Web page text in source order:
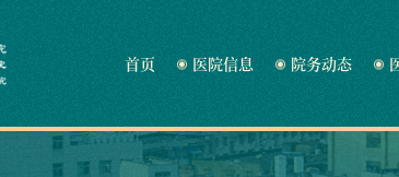
首页 医院信息 院务动态